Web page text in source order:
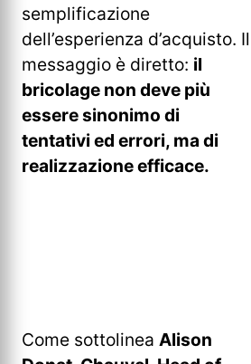
semplificazione
dell’esperienza d’acquisto. Il
messaggio è diretto: il
bricolage non deve più
essere sinonimo di
tentativi ed errori, ma di
realizzazione efficace.
Come sottolinea Alison